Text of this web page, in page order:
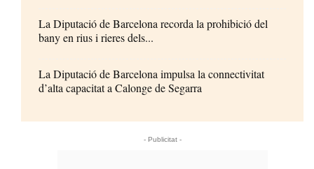
La Diputació de Barcelona recorda la prohibició del
bany en rius i rieres dels...
La Diputació de Barcelona impulsa la connectivitat
d’alta capacitat a Calonge de Segarra
- Publicitat -